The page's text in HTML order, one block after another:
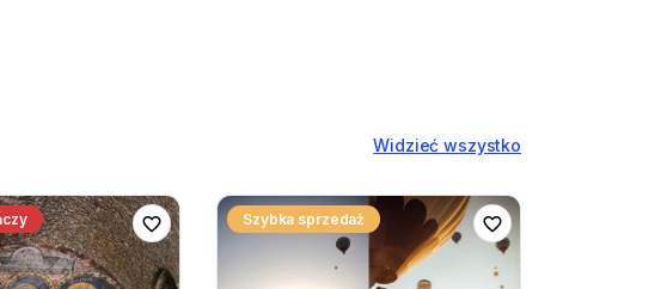
Widzieć wszystko
Szybka sprzedaż